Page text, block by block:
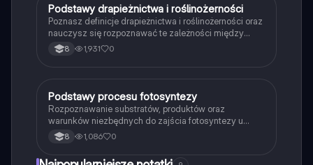
PBiologia
Podstawy drapieżnictwa i roślinożerności
Poznasz definicje drapieżnictwa i roślinożerności oraz
nauczysz się rozpoznawać te zależności między
organizmami w przyrodzie.
8 1,931 0
PBiologia
Podstawy procesu fotosyntezy
Rozpoznawanie substratów, produktów oraz
warunków niezbędnych do zajścia fotosyntezy u
roślin.
8 1,086 0